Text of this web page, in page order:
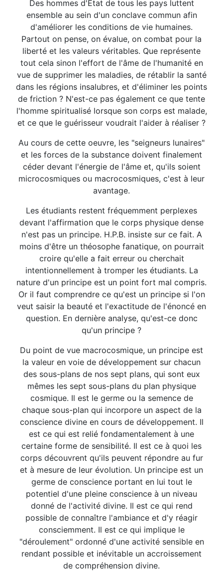
Des hommes d'Etat de tous les pays luttent
ensemble au sein d'un conclave commun afin
d'améliorer les conditions de vie humaines.
Partout on pense, on évalue, on combat pour la
liberté et les valeurs véritables. Que représente
tout cela sinon l'effort de l'âme de l'humanité en
vue de supprimer les maladies, de rétablir la santé
dans les régions insalubres, et d'éliminer les points
de friction ? N'est-ce pas également ce que tente
l'homme spiritualisé lorsque son corps est malade,
et ce que le guérisseur voudrait l'aider à réaliser ?
Au cours de cette oeuvre, les "seigneurs lunaires"
et les forces de la substance doivent finalement
céder devant l'énergie de l'âme et, qu'ils soient
microcosmiques ou macrocosmiques, c'est à leur
avantage.
Les étudiants restent fréquemment perplexes
devant l'affirmation que le corps physique dense
n'est pas un principe. H.P.B. insiste sur ce fait. A
moins d'être un théosophe fanatique, on pourrait
croire qu'elle a fait erreur ou cherchait
intentionnellement à tromper les étudiants. La
nature d'un principe est un point fort mal compris.
Or il faut comprendre ce qu'est un principe si l'on
veut saisir la beauté et l'exactitude de l'énoncé en
question. En dernière analyse, qu'est-ce donc
qu'un principe ?
Du point de vue macrocosmique, un principe est
la valeur en voie de développement sur chacun
des sous-plans de nos sept plans, qui sont eux
mêmes les sept sous-plans du plan physique
cosmique. Il est le germe ou la semence de
chaque sous-plan qui incorpore un aspect de la
conscience divine en cours de développement. Il
est ce qui est relié fondamentalement à une
certaine forme de sensibilité. Il est ce à quoi les
corps découvrent qu'ils peuvent répondre au fur
et à mesure de leur évolution. Un principe est un
germe de conscience portant en lui tout le
potentiel d'une pleine conscience à un niveau
donné de l'activité divine. Il est ce qui rend
possible de connaître l'ambiance et d'y réagir
consciemment. Il est ce qui implique le
"déroulement" ordonné d'une activité sensible en
rendant possible et inévitable un accroissement
de compréhension divine.